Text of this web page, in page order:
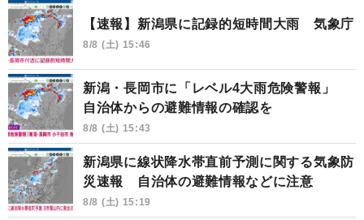
【速報】新潟県に記録的短時間大雨 気象庁
8/8 (土) 15:46
新潟・長岡市に「レベル4大雨危険警報」
自治体からの避難情報の確認を
8/8 (土) 15:43
新潟県に線状降水帯直前予測に関する気象防
災速報 自治体の避難情報などに注意
8/8 (土) 15:19